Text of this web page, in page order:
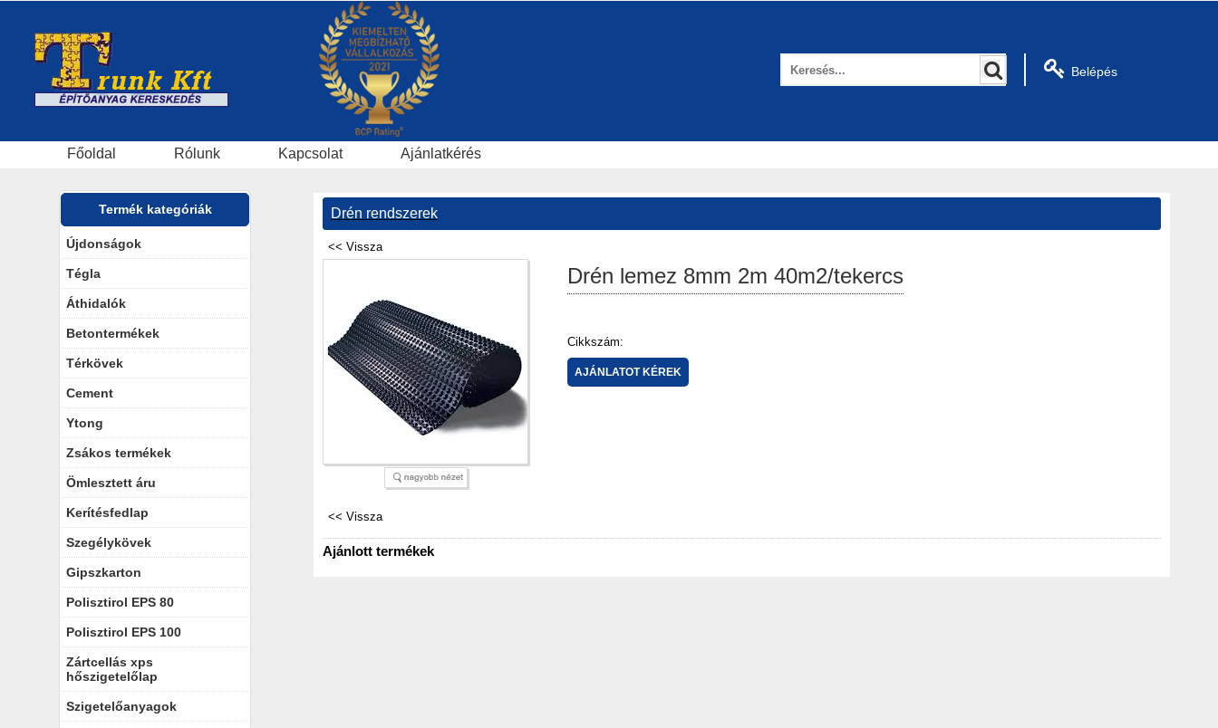
Belépés
Főoldal Rólunk Kapcsolat Ajánlatkérés
Termék kategóriák
Újdonságok
Tégla
Áthidalók
Betontermékek
Térkövek
Cement
Ytong
Zsákos termékek
Ömlesztett áru
Kerítésfedlap
Szegélykövek
Gipszkarton
Polisztirol EPS 80
Polisztirol EPS 100
Zártcellás xps
hőszigetelőlap
Szigetelőanyagok
Drén rendszerek
Drén lemez 8mm 2m 40m2/tekercs
Cikkszám:
Ajánlott termékek